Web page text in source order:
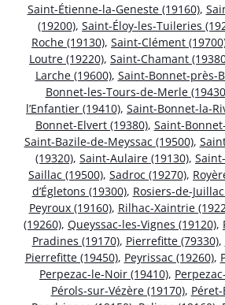
Saint-Étienne-la-Geneste (19160),
(19200), Saint-Éloy-les-Tuileries
Roche (19130), Saint-Clément
Loutre (19220), Saint-Chamant
Larche (19600), Saint-Bonnet-près-
Bonnet-les-Tours-de-Merle
l’Enfantier (19410), Saint-Bonnet-la-
Bonnet-Elvert (19380), Saint-
Saint-Bazile-de-Meyssac (19500),
(19320), Saint-Aulaire (19130),
Saillac (19500), Sadroc (19270),
d’Égletons (19300), Rosiers-de-
Peyroux (19160), Rilhac-Xaintrie
(19260), Queyssac-les-Vignes (19120),
Pradines (19170), Pierrefitte (79330),
Pierrefitte (19450), Peyrissac (19260),
Perpezac-le-Noir (19410),
Pérols-sur-Vézère (19170),